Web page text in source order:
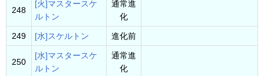
248
[火]マスタースケ
ルトン
通常進
化
249 [水]スケルトン 進化前
250
[水]マスタースケ
ルトン
通常進
化